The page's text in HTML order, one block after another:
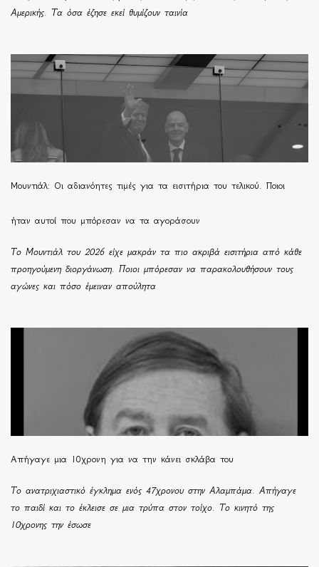
Αμερικής. Τα όσα έζησε εκεί θυμίζουν ταινία
Μουντιάλ: Οι αδιανόητες τιμές για τα εισιτήρια του τελικού. Ποιοι
ήταν αυτοί που μπόρεσαν να τα αγοράσουν
Το Μουντιάλ του 2026 είχε μακράν τα πιο ακριβά εισιτήρια από κάθε
προηγούμενη διοργάνωση. Ποιοι μπόρεσαν να παρακολουθήσουν τους
αγώνες και πόσο έμειναν απούλητα
Απήγαγε μια 10χρονη για να την κάνει σκλάβα του
Το ανατριχιαστικό έγκλημα ενός 47χρονου στην Αλαμπάμα. Απήγαγε
το παιδί και το έκλεισε σε μια τρύπα στον τοίχο. Το κινητό της
10χρονης την έσωσε